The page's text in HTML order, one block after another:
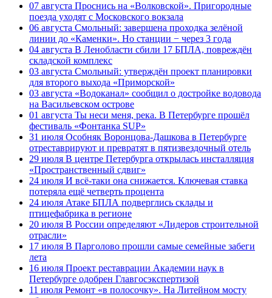
07 августа Проснись на «Волковской». Пригородные
поезда уходят с Московского вокзала
06 августа Смольный: завершена проходка зелёной
линии до «Каменки». Но станции − через 3 года
04 августа В Ленобласти сбили 17 БПЛА, повреждён
складской комплекс
03 августа Смольный: утверждён проект планировки
для второго выхода «Приморской»
03 августа «Водоканал» сообщил о достройке водовода
на Васильевском острове
01 августа Ты неси меня, река. В Петербурге прошёл
фестиваль «Фонтанка SUP»
31 июля Особняк Воронцова-Дашкова в Петербурге
отреставрируют и превратят в пятизвездочный отель
29 июля В центре Петербурга открылась инсталляция
«Пространственный сдвиг»
24 июля И всё-таки она снижается. Ключевая ставка
потеряла ещё четверть процента
24 июля Атаке БПЛА подверглись склады и
птицефабрика в регионе
20 июля В России определяют «Лидеров строительной
отрасли»
17 июля В Парголово прошли самые семейные забеги
лета
16 июля Проект реставрации Академии наук в
Петербурге одобрен Главгосэкспертизой
11 июля Ремонт «в полосочку». На Литейном мосту